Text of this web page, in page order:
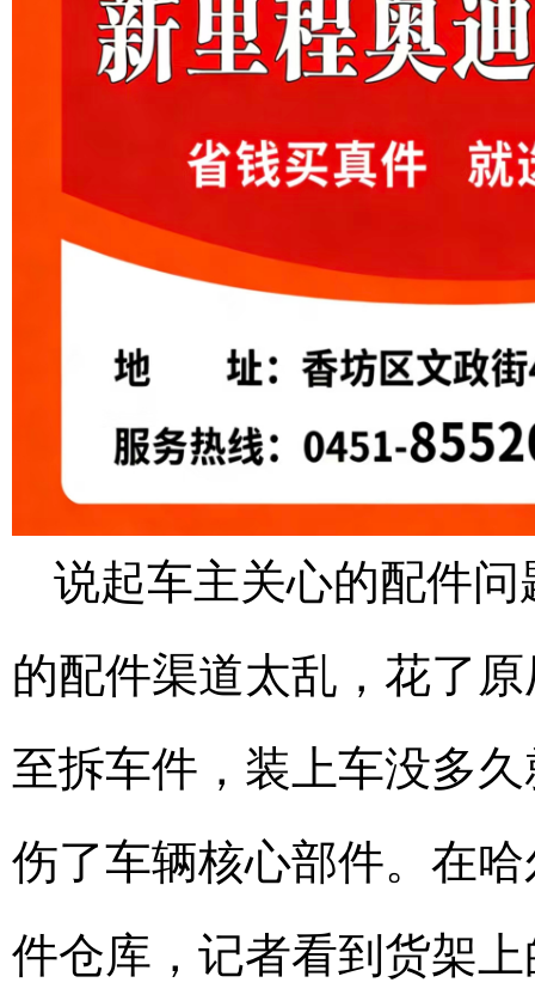
说起车主关心的配件
的配件渠道太乱，花了
至拆车件，装上车没多
伤了车辆核心部件。在
件仓库，记者看到货架